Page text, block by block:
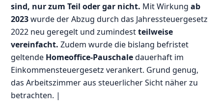
sind, nur zum Teil oder gar nicht. Mit Wirkungab
2023wurde der Abzug durch das Jahressteuergesetz
2022 neu geregelt und zumindestteilweise
vereinfacht.Zudem wurde die bislang befristet
geltende Homeoffice-Pauschaledauerhaft im
Einkommensteuergesetz verankert. Grund genug,
das Arbeitszimmer aus steuerlicher Sicht näher zu
betrachten. |